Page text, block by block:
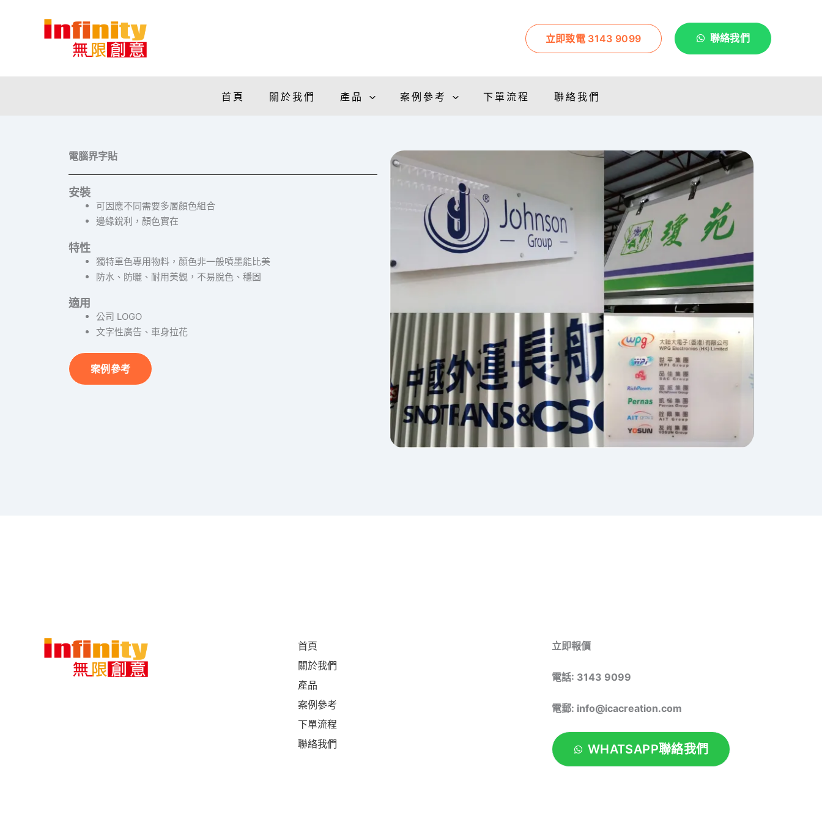
立即致電 3143 9099 聯絡我們
首頁 關於我們 產品 案例參考 下單流程 聯絡我們
電腦界字貼
安裝
可因應不同需要多層顏色組合
邊緣銳利，顏色實在
特性
獨特單色專用物料，顏色非一般噴墨能比美
防水、防曬、耐用美觀，不易脫色、穩固
適用
公司 LOGO
文字性廣告、車身拉花
案例參考
首頁
關於我們
產品
案例參考
下單流程
聯絡我們
立即報價
電話: 3143 9099
電郵: info@icacreation.com
WHATSAPP聯絡我們